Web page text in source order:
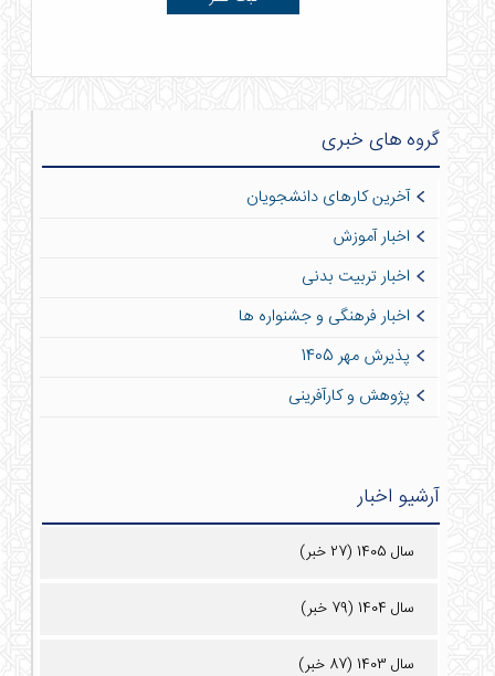
گروه های خبری
آخرین کارهای دانشجویان
اخبار آموزش
اخبار تربیت بدنی
اخبار فرهنگی و جشنواره ها
پذیرش مهر 1405
پژوهش و کارآفرینی
آرشیو اخبار
سال 1405 (27 خبر)
سال 1404 (79 خبر)
سال 1403 (87 خبر)